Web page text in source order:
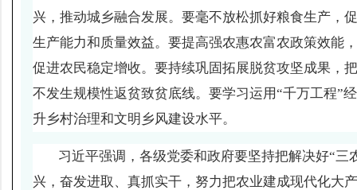
兴，推动城乡融合发展。要毫不放松抓好粮食生产，
生产能力和质量效益。要提高强农惠农富农政策效能
促进农民稳定增收。要持续巩固拓展脱贫攻坚成果，
不发生规模性返贫致贫底线。要学习运用“千万工程”
升乡村治理和文明乡风建设水平。
习近平强调，各级党委和政府要坚持把解决好“
兴，奋发进取、真抓实干，努力把农业建成现代化大